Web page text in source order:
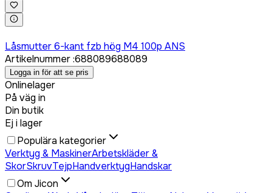
Låsmutter 6-kant fzb hög M4 100p ANS
Artikelnummer:688089688089
Logga in för att se pris
Onlinelager
På väg in
Din butik
Ej i lager
Populära kategorier
Verktyg & MaskinerArbetskläder &
SkorSkruvTejpHandverktygHandskar
Om Jicon